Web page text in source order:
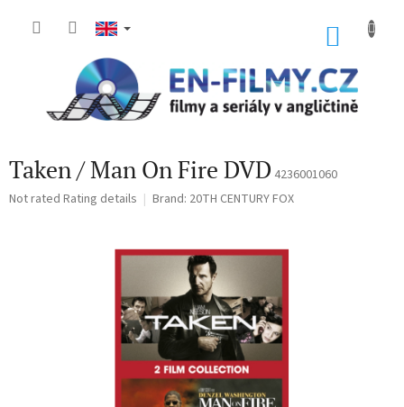
Taken / Man On Fire DVD 4236001060
The
Not rated Rating details Brand: 20TH CENTURY FOX